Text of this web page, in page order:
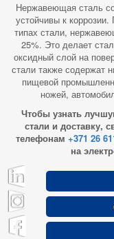
Нержавеющая сталь
устойчивы к
типах стали,
25%. Это делает
оксидный слой на
стали также содержат
пищевой
ножей,
Чтобы узнать
стали и доставку,
телефонам +371 26
на